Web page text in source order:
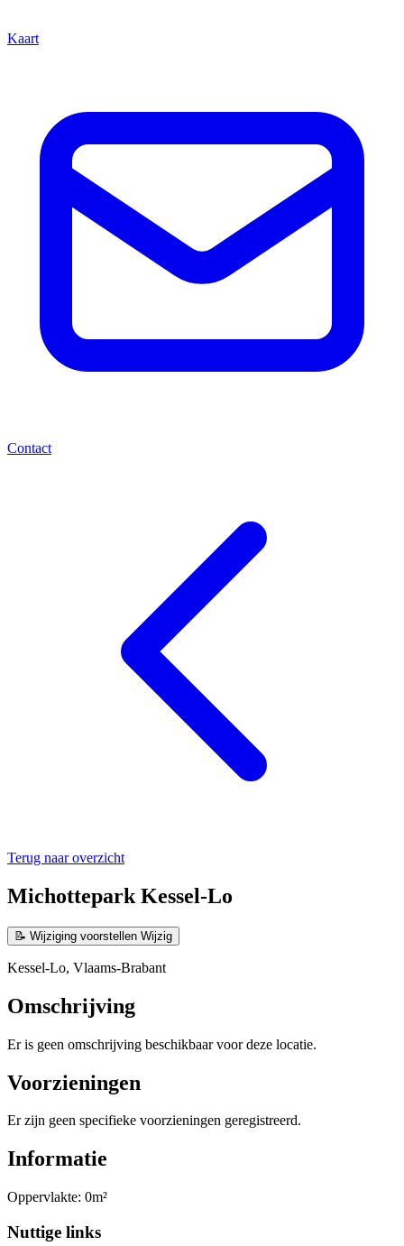
Kaart
Contact
Terug naar overzicht
Michottepark Kessel-Lo
📝 Wijziging voorstellen Wijzig
Kessel-Lo, Vlaams-Brabant
Omschrijving
Er is geen omschrijving beschikbaar voor deze locatie.
Voorzieningen
Er zijn geen specifieke voorzieningen geregistreerd.
Informatie
Oppervlakte: 0m²
Nuttige links